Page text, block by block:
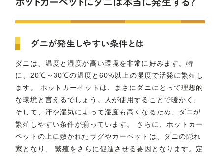
ホットカーペットにダニは本当に発生する？
ダニが発生しやすい条件とは
ダニは、温度と湿度が高い環境を非常に好みます。特
に、20℃～30℃の温度と60%以上の湿度で活発に繁殖し
ます。 ホットカーペットは、まさにダニにとって理想的
な環境と言えるでしょう。人が使用することで暖かく、
そして、汗や湿気によって湿度も高くなるため、ダニが
繁殖しやすい条件が揃っています。 さらに、ホットカー
ペットの上に敷かれたラグやカーペットは、ダニの隠れ
家となり、 繁殖をさらに促進させる要因となります。定